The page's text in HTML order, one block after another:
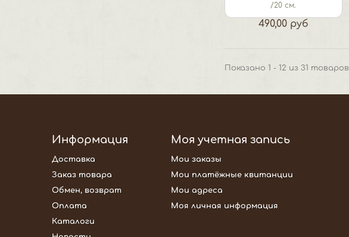
/20 cм.
490,00 руб
Показано 1 - 12 из 31 товаров
Информация
Доставка
Заказ товара
Обмен, возврат
Оплата
Каталоги
Моя учетная запись
Мои заказы
Мои платёжные квитанции
Мои адреса
Моя личная информация